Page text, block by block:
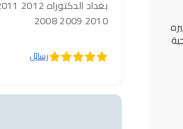
2010 2009 2008
رسائل